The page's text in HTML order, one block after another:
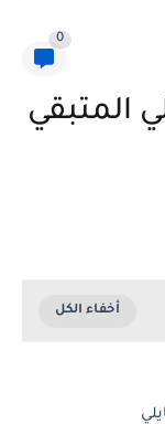
0
المتبقي